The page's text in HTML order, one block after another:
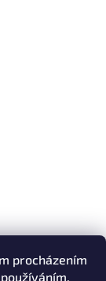
procházením